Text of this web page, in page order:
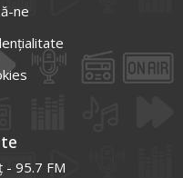
ne
- 95.7 FM